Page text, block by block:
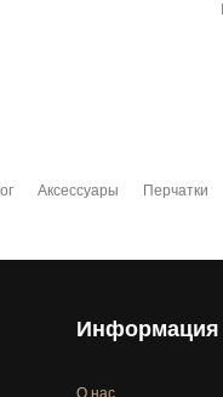
Аксессуары Перчатки
Информация
О нас